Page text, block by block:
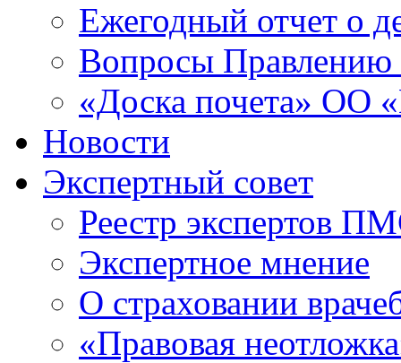
Ежегодный отчет о
Вопросы
«Доска почета»
Новости
Экспертный совет
Реестр экспертов
Экспертное мнение
О страховании
«Правовая